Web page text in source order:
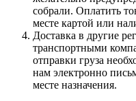
собрали. Оплатить
месте картой или
Доставка в другие
транспортными
отправки груза
нам электронно
месте назначения.